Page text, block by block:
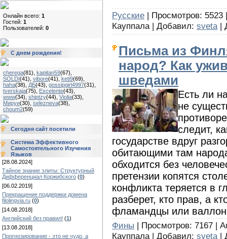
Онлайн всего: 1
Гостей: 1
Пользователей: 0
С днем рождения!
cherega(81) kapitan59(67)
SOLDI(41) vibore(41) keti9(69)
haha(38) ДБ(43) gossipgirl4997(31)
tverskaja(75) Excelente(43)
www(34) shiptzy(44) Violia(33)
Мируи(30) selezneva(38)
choum2(59)
Сегодня сайт посетили
Система Эффективного
Самостоятельного Изучения
Языков
[28.08.2024]
Тайное знание элиты: Структурный
Дифференциал Коржибского (0)
[06.02.2019]
Прекращение поддержки домена
filolingvia.ru (0)
[14.08.2018]
Английский без правил! (1)
[13.08.2018]
Прогнозирование - это не чудо, а
Русские | Просмотров: 5523
Кауппала | Добавил: sveta |
Письма из
народ? Как
шведами
Есть ли
не
следит,
государстве вдруг
обитающими там
обходится без
претензии копятся
конфликта теряется в
разберет, кто прав, а
фламандцы или
Фины | Просмотров: 7167 |
Кауппала | Добавил: sveta |